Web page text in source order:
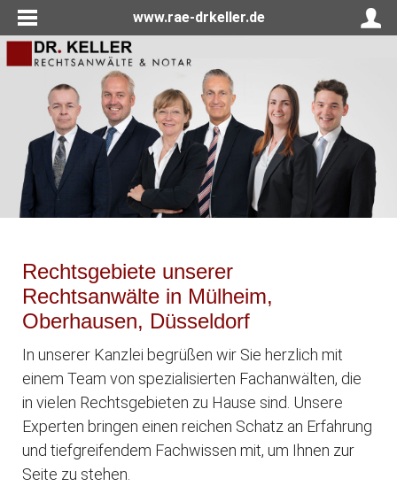
www.rae-drkeller.de
Rechtsgebiete unserer
Rechtsanwälte in Mülheim,
Oberhausen, Düsseldorf
In unserer Kanzlei begrüßen wir Sie herzlich mit
einem Team von spezialisierten Fachanwälten, die
in vielen Rechtsgebieten zu Hause sind. Unsere
Experten bringen einen reichen Schatz an Erfahrung
und tiefgreifendem Fachwissen mit, um Ihnen zur
Seite zu stehen.